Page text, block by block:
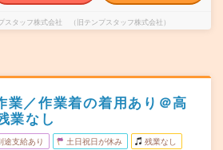
スタッフ株式会社 （旧テンプスタッフ株式会社）
業／作業着の着用あり＠高
業なし
途支給あり 土日祝日が休み 残業なし